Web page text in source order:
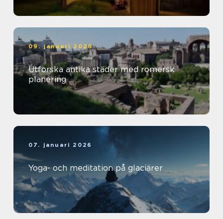
09. januari 2026
Utforska antika städer med romersk
planering
07. januari 2026
Yoga- och meditation på glaciärer